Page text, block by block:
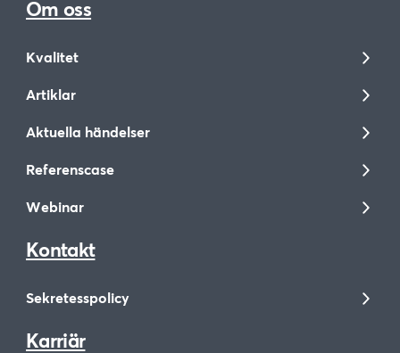
Om oss
Kvalitet
Artiklar
Aktuella händelser
Referenscase
Webinar
Kontakt
Sekretesspolicy
Karriär